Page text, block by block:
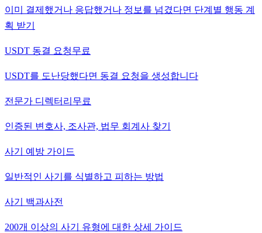
이미 결제했거나 응답했거나 정보를 넘겼다면 단계별 행동 계
획 받기
USDT 동결 요청무료
USDT를 도난당했다면 동결 요청을 생성합니다
전문가 디렉터리 무료
인증된 변호사, 조사관, 법무 회계사 찾기
사기 예방 가이드
일반적인 사기를 식별하고 피하는 방법
사기 백과사전
200개 이상의 사기 유형에 대한 상세 가이드